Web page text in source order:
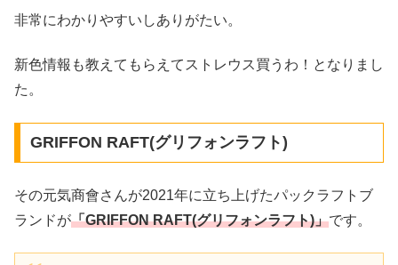
非常にわかりやすいしありがたい。
新色情報も教えてもらえてストレウス買うわ！となりまし
た。
GRIFFON RAFT(グリフォンラフト)
その元気商會さんが2021年に立ち上げたパックラフトブ
ランドが「GRIFFON RAFT(グリフォンラフト)」です。